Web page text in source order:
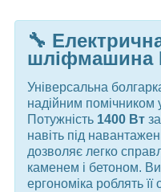
🔧
шліфмашина
Універсальна
надійним помічником
Потужність 1400 Вт
навіть під
дозволяє легко
каменем і бетоном.
ергономіка роблять